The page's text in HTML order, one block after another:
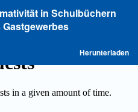
in Schulbüchern
Herunterladen